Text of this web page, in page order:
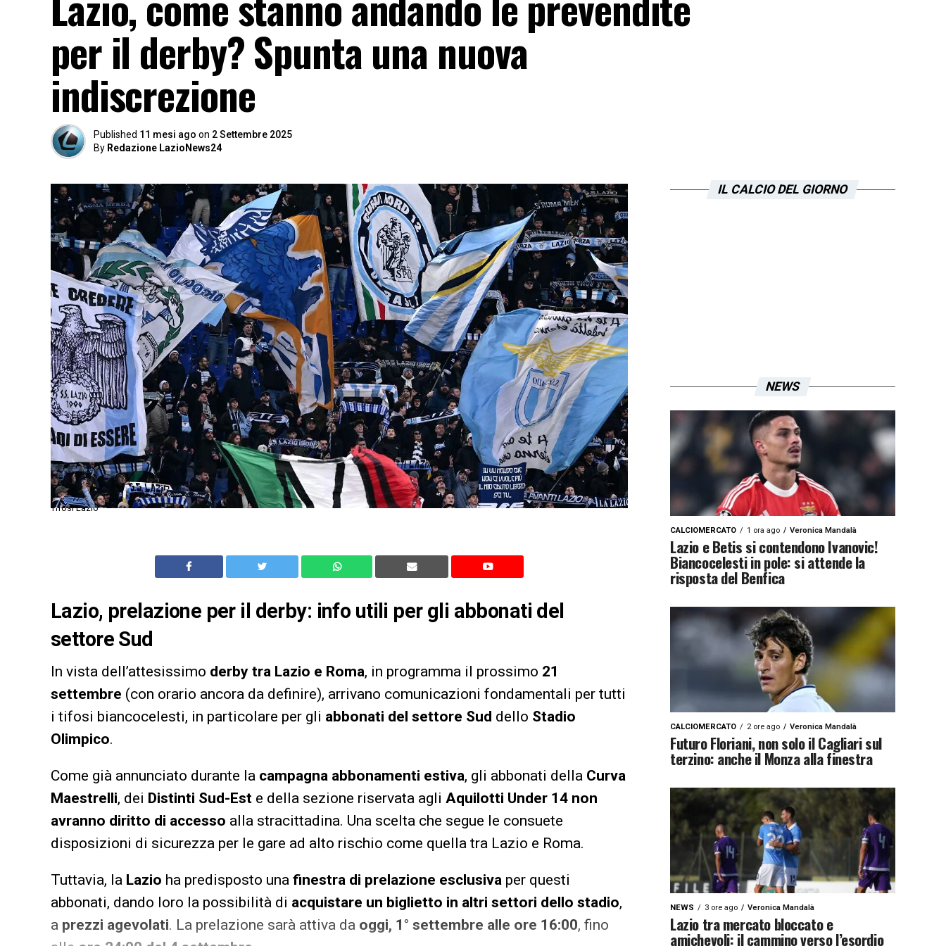
per il derby? Spunta una nuova
indiscrezione
Published 11 mesi ago on 2 Settembre 2025
By Redazione LazioNews24
Tifosi Lazio
Lazio, prelazione per il derby: info utili per gli abbonati del
settore Sud
In vista dell’attesissimo derby tra Lazio e Roma, in programma il prossimo 21
settembre (con orario ancora da definire), arrivano comunicazioni fondamentali per tutti
i tifosi biancocelesti, in particolare per gli abbonati del settore Sud dello Stadio
Olimpico.
Come già annunciato durante la campagna abbonamenti estiva, gli abbonati della Curva
Maestrelli, dei Distinti Sud-Est e della sezione riservata agli Aquilotti Under 14 non
avranno diritto di accesso alla stracittadina. Una scelta che segue le consuete
disposizioni di sicurezza per le gare ad alto rischio come quella tra Lazio e Roma.
Tuttavia, la Lazio ha predisposto una finestra di prelazione esclusiva per questi
abbonati, dando loro la possibilità di acquistare un biglietto in altri settori dello stadio,
a prezzi agevolati. La prelazione sarà attiva da oggi, 1° settembre alle ore 16:00, fino
IL CALCIO DEL GIORNO
NEWS
CALCIOMERCATO 1 ora ago Veronica Mandalà
Lazio e Betis si contendono Ivanovic!
Biancocelesti in pole: si attende la
risposta del Benfica
CALCIOMERCATO 2 ore ago Veronica Mandalà
Futuro Floriani, non solo il Cagliari sul
terzino: anche il Monza alla finestra
NEWS 3 ore ago Veronica Mandalà
Lazio tra mercato bloccato e
amichevoli: il cammino verso l’esordio